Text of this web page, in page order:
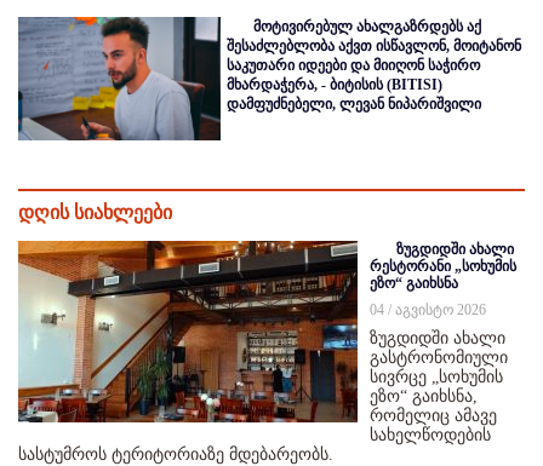
მოტივირებულ ახალგაზრდებს აქ
შესაძლებლობა აქვთ ისწავლონ, მოიტანონ
საკუთარი იდეები და მიიღონ საჭირო
მხარდაჭერა, - ბიტისის (BITISI)
დამფუძნებელი, ლევან ნიპარიშვილი
დღის სიახლეები
ზუგდიდში ახალი
რესტორანი „სოხუმის
ეზო“ გაიხსნა
04 / აგვისტო 2026
ზუგდიდში ახალი
გასტრონომიული
სივრცე „სოხუმის
ეზო“ გაიხსნა,
რომელიც ამავე
სახელწოდების
სასტუმროს ტერიტორიაზე მდებარეობს.